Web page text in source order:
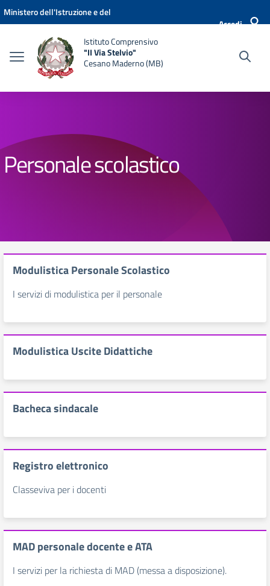
Vai ai contenuti
Vai al menu di navigazione
Vai al footer
Ministero dell'Istruzione e del
Accedi
Istituto Comprensivo
"II Via Stelvio"
Cesano Maderno (MB)
Personale scolastico
Modulistica Personale Scolastico
I servizi di modulistica per il personale
Modulistica Uscite Didattiche
Bacheca sindacale
Registro elettronico
Classeviva per i docenti
MAD personale docente e ATA
I servizi per la richiesta di MAD (messa a disposizione).